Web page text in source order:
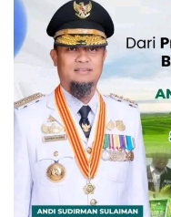
Olahraga
Lifestyle
Olahraga
Pendidikan
Hiburan